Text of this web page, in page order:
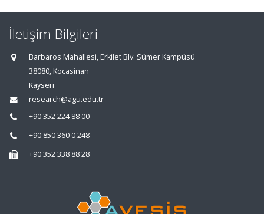
İletişim Bilgileri
Barbaros Mahallesi, Erkilet Blv. Sümer Kampüsü
38080, Kocasinan
Kayseri
research@agu.edu.tr
+90 352 224 88 00
+90 850 360 0 248
+90 352 338 88 28